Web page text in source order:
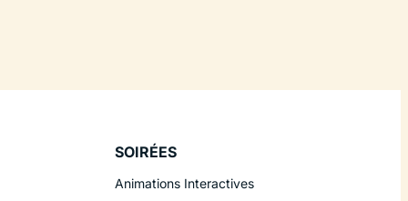
SOIRÉES
Animations Interactives